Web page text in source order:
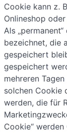
Cookie kann z.
Onlineshop
Als
bezeichnet, die
gespeichert
gespeichert
mehreren
solchen Cookie
werden, die für
Cookie“